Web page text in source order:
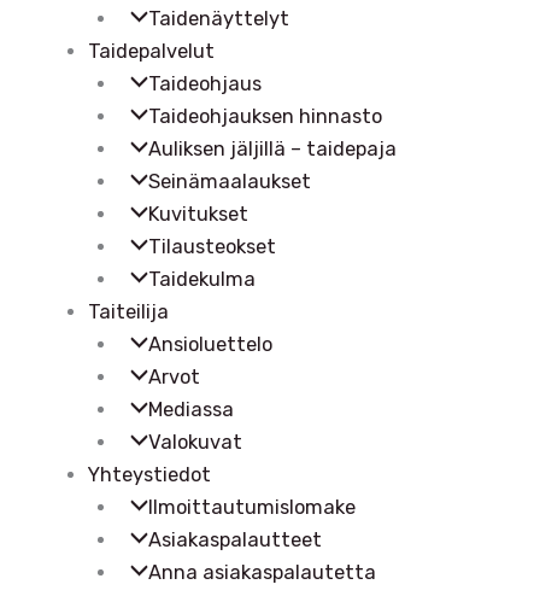
Taidenäyttelyt
Taidepalvelut
Taideohjaus
Taideohjauksen hinnasto
Auliksen jäljillä – taidepaja
Seinämaalaukset
Kuvitukset
Tilausteokset
Taidekulma
Taiteilija
Ansioluettelo
Arvot
Mediassa
Valokuvat
Yhteystiedot
Ilmoittautumislomake
Asiakaspalautteet
Anna asiakaspalautetta